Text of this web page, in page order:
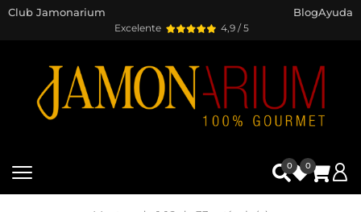
Excelente 4,9 / 5
Club Jamonarium BlogAyuda
0 0